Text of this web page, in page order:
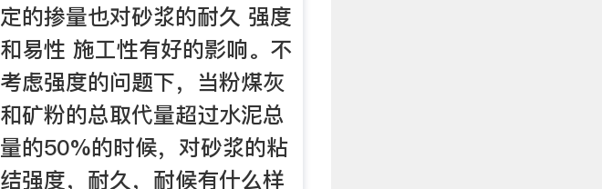
定的掺量也对砂浆的耐久 强度
和易性 施工性有好的影响。不
考虑强度的问题下，当粉煤灰
和矿粉的总取代量超过水泥总
量的50%的时候，对砂浆的粘
结强度，耐久，耐候有什么样